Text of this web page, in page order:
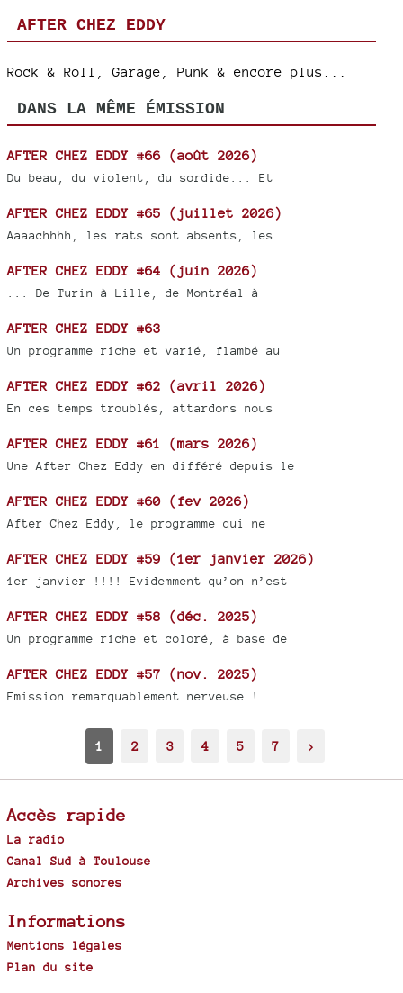
AFTER CHEZ EDDY
Rock & Roll, Garage, Punk & encore plus...
DANS LA MÊME ÉMISSION
AFTER CHEZ EDDY #66 (août 2026)
Du beau, du violent, du sordide... Et
AFTER CHEZ EDDY #65 (juillet 2026)
Aaaachhhh, les rats sont absents, les
AFTER CHEZ EDDY #64 (juin 2026)
... De Turin à Lille, de Montréal à
AFTER CHEZ EDDY #63
Un programme riche et varié, flambé au
AFTER CHEZ EDDY #62 (avril 2026)
En ces temps troublés, attardons nous
AFTER CHEZ EDDY #61 (mars 2026)
Une After Chez Eddy en différé depuis le
AFTER CHEZ EDDY #60 (fev 2026)
After Chez Eddy, le programme qui ne
AFTER CHEZ EDDY #59 (1er janvier 2026)
1er janvier !!!! Evidemment qu’on n’est
AFTER CHEZ EDDY #58 (déc. 2025)
Un programme riche et coloré, à base de
AFTER CHEZ EDDY #57 (nov. 2025)
Emission remarquablement nerveuse !
1 2 3 4 5 7 >
Accès rapide
La radio
Canal Sud à Toulouse
Archives sonores
Informations
Mentions légales
Plan du site